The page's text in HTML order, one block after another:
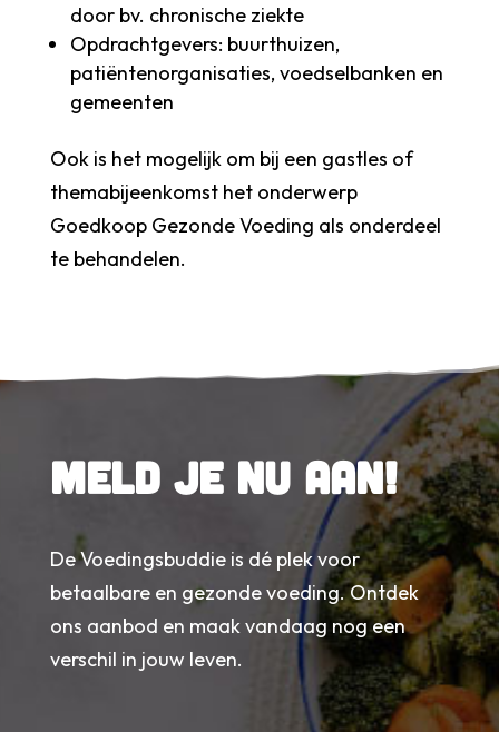
door bv. chronische ziekte
Opdrachtgevers: buurthuizen,
patiëntenorganisaties, voedselbanken en
gemeenten
Ook is het mogelijk om bij een gastles of
themabijeenkomst het onderwerp
Goedkoop Gezonde Voeding als onderdeel
te behandelen.
Meld je nu aan!
De Voedingsbuddie is dé plek voor
betaalbare en gezonde voeding. Ontdek
ons aanbod en maak vandaag nog een
verschil in jouw leven.